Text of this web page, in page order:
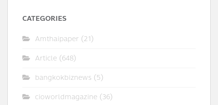
CATEGORIES
Amthaipaper (21)
Article (648)
bangkokbiznews (5)
cioworldmagazine (36)